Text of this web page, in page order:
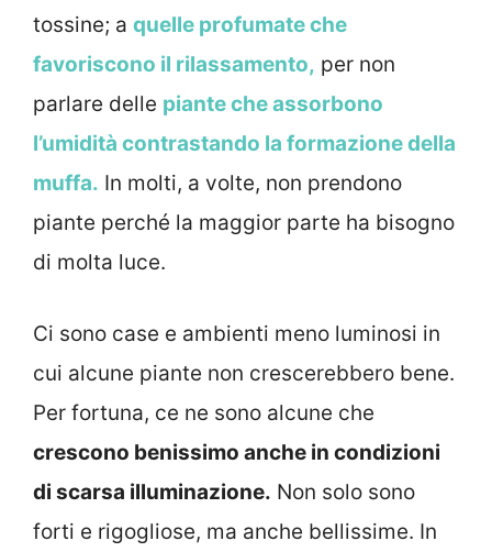
tossine; a quelle profumate che
favoriscono il rilassamento, per non
parlare delle piante che assorbono
l’umidità contrastando la formazione della
muffa. In molti, a volte, non prendono
piante perché la maggior parte ha bisogno
di molta luce.
Ci sono case e ambienti meno luminosi in
cui alcune piante non crescerebbero bene.
Per fortuna, ce ne sono alcune che
crescono benissimo anche in condizioni
di scarsa illuminazione. Non solo sono
forti e rigogliose, ma anche bellissime. In